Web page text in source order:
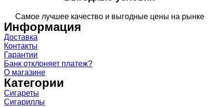
Самое лучшее качество и выгодные цены на рынке
Информация
Доставка
Контакты
Гарантии
Банк отклоняет платеж?
О магазине
Категории
Сигареты
Сигариллы